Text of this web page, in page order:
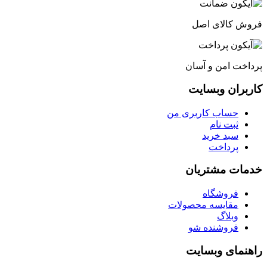
فروش کالای اصل
پرداخت امن و آسان
کاربران وبسایت
حساب کاربری من
ثبت نام
سبد خرید
پرداخت
خدمات مشتریان
فروشگاه
مقایسه محصولات
وبلاگ
فروشنده شو
راهنمای وبسایت